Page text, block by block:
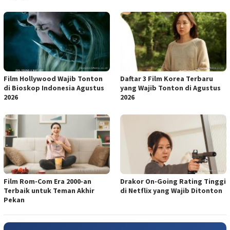
Film Hollywood Wajib Tonton
di Bioskop Indonesia Agustus
2026
Daftar 3 Film Korea Terbaru
yang Wajib Tonton di Agustus
2026
Film Rom-Com Era 2000-an
Terbaik untuk Teman Akhir
Pekan
Drakor On-Going Rating Tinggi
di Netflix yang Wajib Ditonton